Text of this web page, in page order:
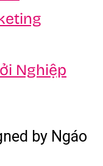
Nghiệp
by Ngáo